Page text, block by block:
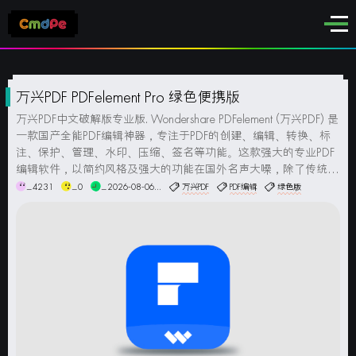
万兴PDF PDFelement Pro 绿色便携版
万兴PDF中文破解版专业版. Wondershare PDFelement (万兴PDF) 是
一款国产全能PDF编辑神器，专注于PDF的创建、编辑、转换、标
注、保护、管理、水印、压缩、签名等功能。这款强大的专业PDF
编辑软件，以简约风格及强大的功能在国外名声大噪，除了传统的
阅读、编辑、注释等功能外，它还提供了表单填写、数据提取、格
_4231 _0 _2026-08-06... 万兴PDF PDF编辑 绿色版